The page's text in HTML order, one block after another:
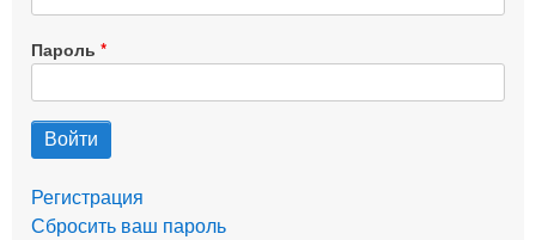
Пароль
Регистрация
Сбросить ваш пароль